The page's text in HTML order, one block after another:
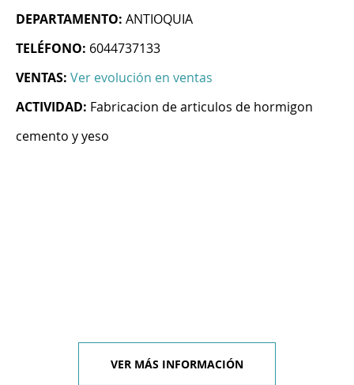
DEPARTAMENTO: ANTIOQUIA
TELÉFONO: 6044737133
VENTAS: Ver evolución en ventas
ACTIVIDAD: Fabricacion de articulos de hormigon
cemento y yeso
VER MÁS INFORMACIÓN